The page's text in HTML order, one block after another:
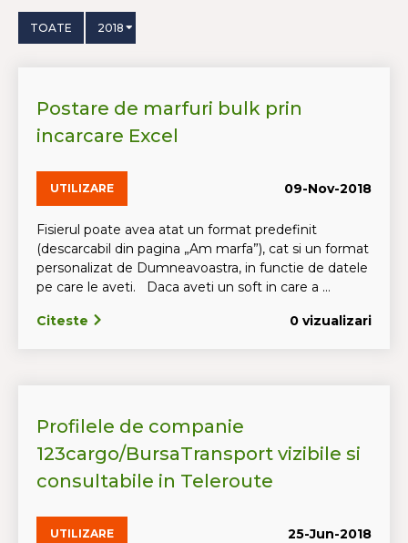
TOATE 2018
Postare de marfuri bulk prin
incarcare Excel
UTILIZARE 09-Nov-2018
Fisierul poate avea atat un format predefinit
(descarcabil din pagina „Am marfa”), cat si un format
personalizat de Dumneavoastra, in functie de datele
pe care le aveti. Daca aveti un soft in care a ...
Citeste 0 vizualizari
Profilele de companie
123cargo/BursaTransport vizibile si
consultabile in Teleroute
UTILIZARE 25-Jun-2018